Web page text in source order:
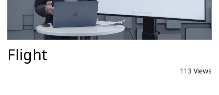
Flight
113 Views